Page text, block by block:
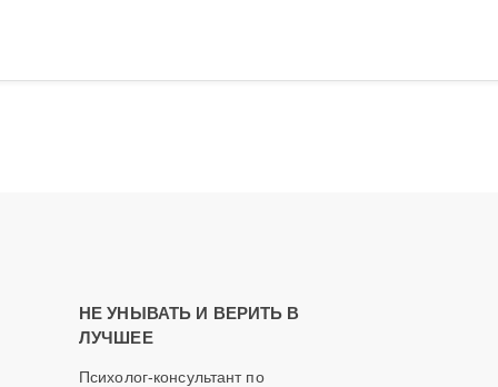
НЕ УНЫВАТЬ И ВЕРИТЬ В
ЛУЧШЕЕ
Психолог-консультант по